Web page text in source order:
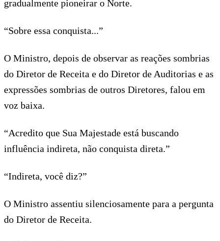
gradualmente pioneirar o Norte.
“Sobre essa conquista...”
O Ministro, depois de observar as reações sombrias
do Diretor de Receita e do Diretor de Auditorias e as
expressões sombrias de outros Diretores, falou em
voz baixa.
“Acredito que Sua Majestade está buscando
influência indireta, não conquista direta.”
“Indireta, você diz?”
O Ministro assentiu silenciosamente para a pergunta
do Diretor de Receita.